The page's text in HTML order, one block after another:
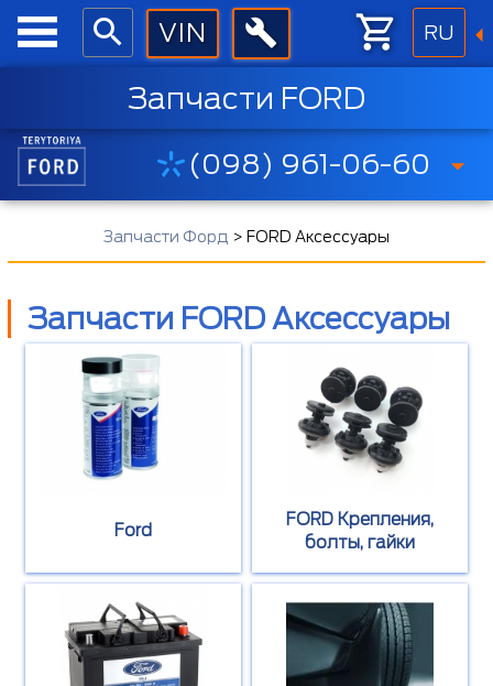
RU
Запчасти FORD
(098) 961-06-60
Запчасти Форд > FORD Аксессуары
Запчасти FORD Аксессуары
Ford
FORD Крепления,
болты, гайки